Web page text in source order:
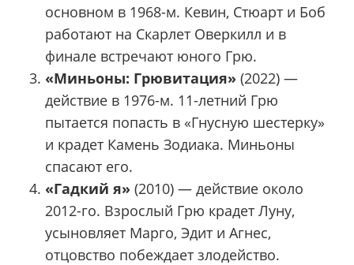
основном в 1968-м. Кевин, Стюарт и Боб
работают на Скарлет Оверкилл и в
финале встречают юного Грю.
«Миньоны: Грювитация» (2022) —
действие в 1976-м. 11-летний Грю
пытается попасть в «Гнусную шестерку»
и крадет Камень Зодиака. Миньоны
спасают его.
«Гадкий я» (2010) — действие около
2012-го. Взрослый Грю крадет Луну,
усыновляет Марго, Эдит и Агнес,
отцовство побеждает злодейство.